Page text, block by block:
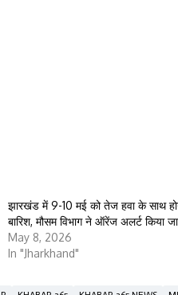
झारखंड में 9-10 मई को तेज हवा के साथ
बारिश, मौसम विभाग ने ऑरेंज अलर्ट किया
May 8, 2026
In "Jharkhand"